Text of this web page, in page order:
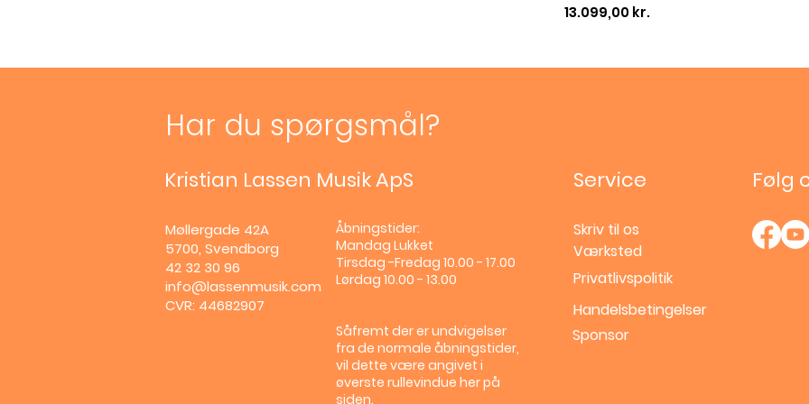
Pris
13.099,00 kr.
Har du spørgsmål?
Kristian Lassen Musik ApS
Møllergade 42A
5700, Svendborg
42 32 30 96
info@lassenmusik.com
CVR: 44682907
Åbningstider:
Mandag Lukket
Tirsdag -Fredag 10.00 - 17.00
Lørdag 10.00 - 13.00
Såfremt der er undvigelser
fra de normale åbningstider,
vil dette være angivet i
øverste rullevindue her på
siden.
Service
Skriv til os
Værksted
Følg
Privatlivspolitik
Handelsbetingelser
Sponsor